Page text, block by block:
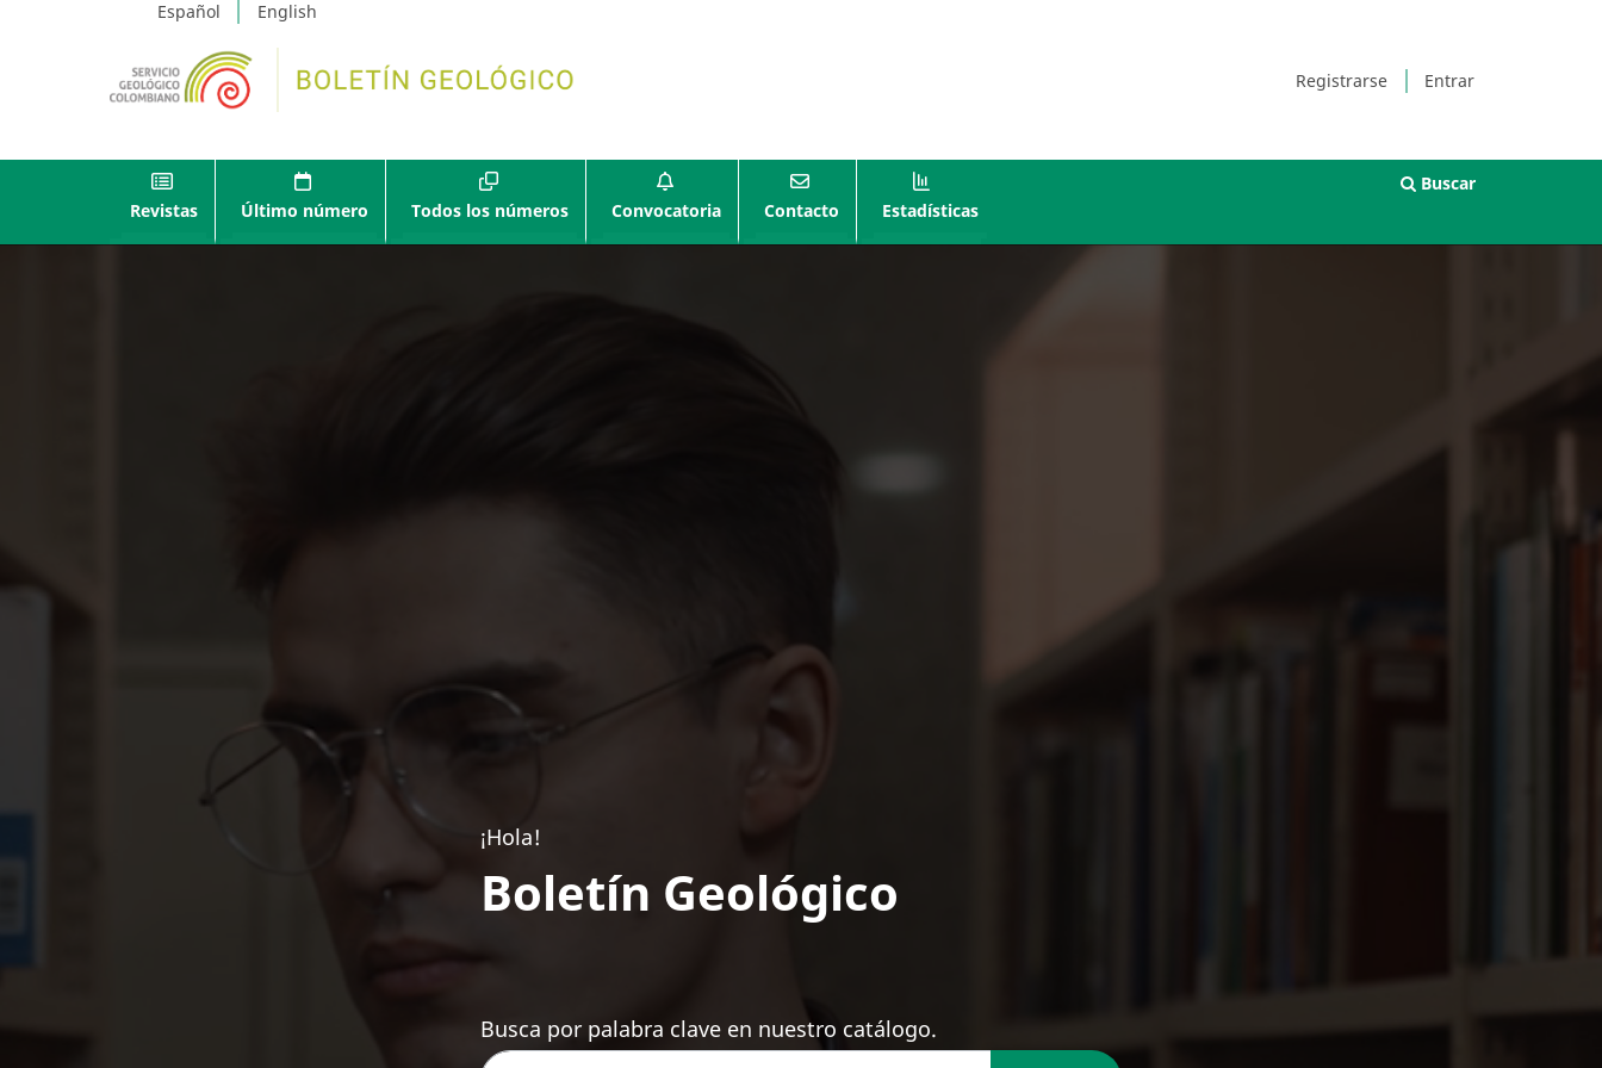
Español English
Registrarse Entrar
Revistas Último número Todos los números Convocatoria Contacto Estadísticas
Buscar
¡Hola!
Boletín Geológico
Busca por palabra clave en nuestro catálogo.